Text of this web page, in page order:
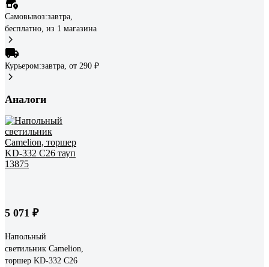
Самовывоз:завтра,
бесплатно, из 1 магазина
Курьером:завтра, от 290 ₽
Аналоги
5 071 ₽
Напольный
светильник Camelion,
торшер KD-332 C26